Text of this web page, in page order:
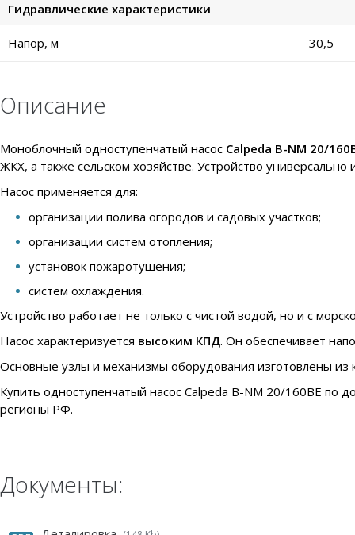
Гидравлические характеристики
Напор, м 30,5
Описание
Моноблочный одноступенчатый насос Calpeda B-NM 20/
ЖКХ, а также сельском хозяйстве. Устройство
Насос применяется для:
организации полива огородов и садовых участков;
организации систем отопления;
установок пожаротушения;
систем охлаждения.
Устройство работает не только с чистой водой, но и с
Насос характеризуется высоким КПД. Он обеспечивает
Основные узлы и механизмы оборудования изготовлены из
Купить одноступенчатый насос Calpeda B-NM 20/160BE по
регионы РФ.
Документы: